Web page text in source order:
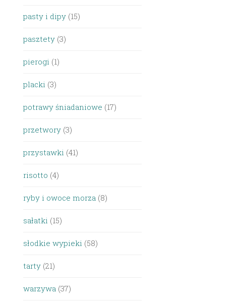
pasty i dipy (15)
pasztety (3)
pierogi (1)
placki (3)
potrawy śniadaniowe (17)
przetwory (3)
przystawki (41)
risotto (4)
ryby i owoce morza (8)
sałatki (15)
słodkie wypieki (58)
tarty (21)
warzywa (37)